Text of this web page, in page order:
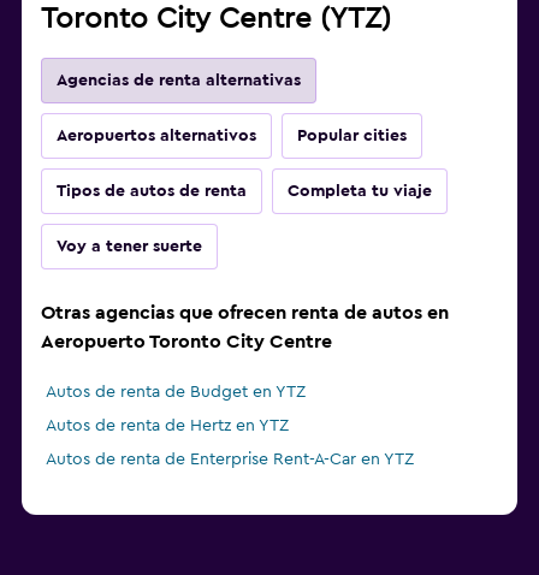
Toronto City Centre (YTZ)
Agencias de renta alternativas
Aeropuertos alternativos Popular cities
Tipos de autos de renta Completa tu viaje
Voy a tener suerte
Otras agencias que ofrecen renta de autos en
Aeropuerto Toronto City Centre
Autos de renta de Budget en YTZ
Autos de renta de Hertz en YTZ
Autos de renta de Enterprise Rent-A-Car en YTZ